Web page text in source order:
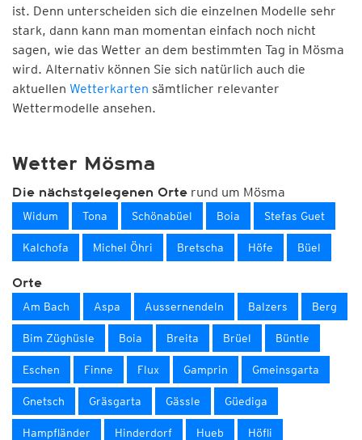
ist. Denn unterscheiden sich die einzelnen Modelle sehr
stark, dann kann man momentan einfach noch nicht
sagen, wie das Wetter an dem bestimmten Tag in Mösma
wird. Alternativ können Sie sich natürlich auch die
aktuellen Wetterkarten sämtlicher relevanter
Wettermodelle ansehen.
Wetter Mösma
Die nächstgelegenen Orte rund um Mösma
Widum Tona Schönabüel Boia Stefas Guet
Kalchofa Michel Öhri Bretscha Höfe Büel
Orte
Am Bach Aspa Aussernendeln Balzers Berg
Bim Züghüsle Boia Breita Brüel Büntle
Eschen Finne Flux Gamprin Gmeinsgarta
Gnetsch Gräsgarta Gässle Güediga
Hampfländer Hinderdorf Hueb Höfli